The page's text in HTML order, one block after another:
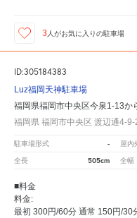
3 人がお気に入りの駐車場
ID:305184383
Luz福岡天神駐車場
福岡県福岡市中央区今泉1-13か
福岡県 福岡市中央区 渡辺通4-
駐車場形式 - 屋内
全長 505cm 全幅
■料金
料金:
最初 300円/60分 通常 150円/30